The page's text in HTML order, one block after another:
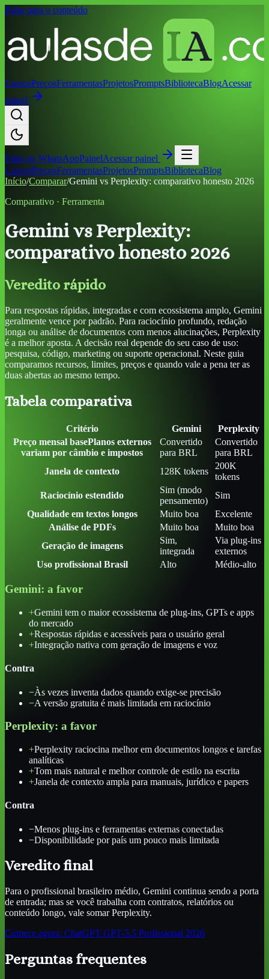
Pular para o conteúdo
CursosPreçosFerramentasProjetosPromptsBibliotecaBlogAcessar
painel
Falar no WhatsAppPainelAcessar painel
CursosPreçosFerramentasProjetosPromptsBibliotecaBlog
Início/Comparar/Gemini vs Perplexity: comparativo honesto 2026
Comparativo · Ferramenta
Gemini vs Perplexity:
comparativo honesto 2026
Veredito rápido
Para respostas rápidas, integradas e com ecossistema amplo, Gemini
geralmente vence por padrão. Para raciocínio profundo, redação
longa ou análise de documentos com menos alucinações, Perplexity
é a melhor aposta. A decisão real depende do seu caso de uso:
pesquisa, código, marketing ou suporte operacional. Neste guia
comparamos recursos, limites, preços e quando vale a pena ter as
duas abertas ao mesmo tempo.
Tabela comparativa
Critério Gemini
Perplexity
Preço mensal basePlanos externos
variam por câmbio e impostos
Convertido
para BRL
Convertido
para BRL
Janela de contexto
128K tokens
200K
tokens
Raciocínio estendido
Sim (modo
pensamento)
Sim
Qualidade em textos longos
Muito boa
Excelente
Análise de PDFs
Muito boa
Muito boa
Geração de imagens
Sim,
integrada
Via plug-ins
externos
Uso profissional Brasil
Alto Médio-alto
Gemini: a favor
+Gemini tem o maior ecossistema de plug-ins, GPTs e apps
do mercado
+Respostas rápidas e acessíveis para o usuário geral
+Integração nativa com geração de imagens e voz
Contra
−Às vezes inventa dados quando exige-se precisão
−A versão gratuita é mais limitada em raciocínio
Perplexity: a favor
+Perplexity raciocina melhor em documentos longos e tarefas
analíticas
+Tom mais natural e melhor controle de estilo na escrita
+Janela de contexto ampla para manuais, jurídico e papers
Contra
−Menos plug-ins e ferramentas externas conectadas
−Disponibilidade por país um pouco mais limitada
Veredito final
Para o profissional brasileiro médio, Gemini continua sendo a porta
de entrada; mas se você trabalha com contratos, relatórios ou
conteúdo longo, vale somar Perplexity.
Comece agora: ChatGPT GPT-5.5 Profissional 2026
Perguntas frequentes